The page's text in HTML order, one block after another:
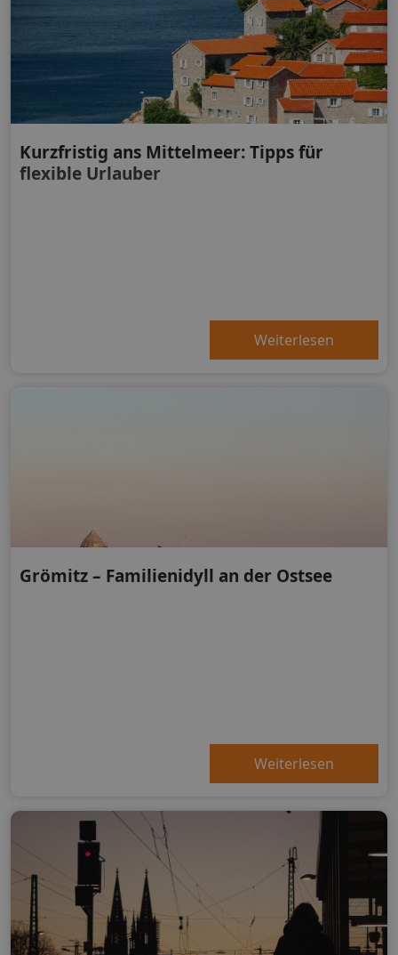
Kurzfristig ans Mittelmeer: Tipps für
flexible Urlauber
Weiterlesen
Grömitz – Familienidyll an der Ostsee
Weiterlesen